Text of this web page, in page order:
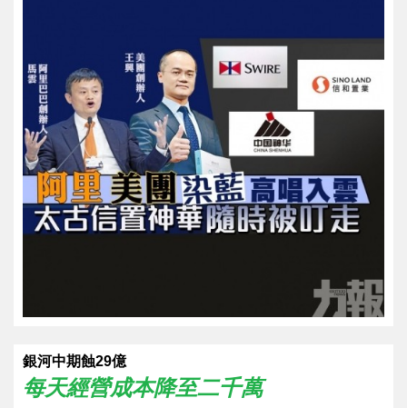
​銀河中期蝕29億
每天經營成本降至二千萬